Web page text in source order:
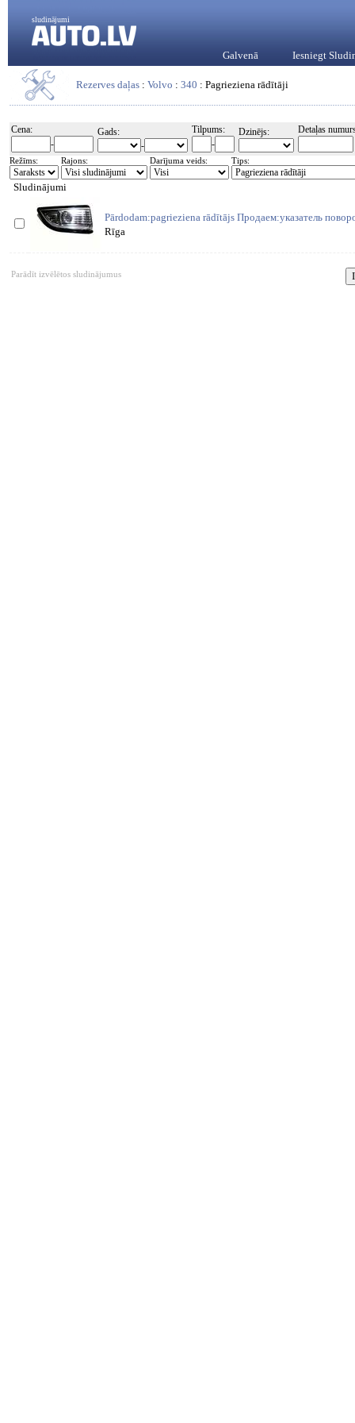
sludinājumi
Galvenā Iesniegt
Rezerves daļas : Volvo : 340 : Pagrieziena rādītāji
Cena:
-
Gads:
-
Tilpums:
-
Dzinējs: Detaļas
Režīms: Rajons: Darījuma veids: Tips:
Sludinājumi
Pārdodam:pagrieziena rādītājs Продаем:указатель
Rīga
Parādīt izvēlētos sludinājumus